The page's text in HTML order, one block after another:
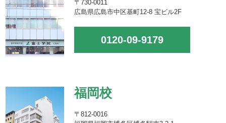
〒730-0011
広島県広島市中区基町12-8 宝ビル2F
0120-09-9179
福岡校
〒812-0016